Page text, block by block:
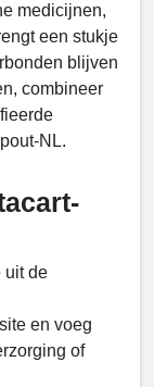
medicijnen,
een stukje
blijven
combineer
NL.
uit de
en voeg
of